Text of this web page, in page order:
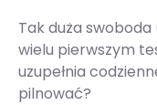
Tak duża
wielu pierwszym
uzupełnia
pilnować?